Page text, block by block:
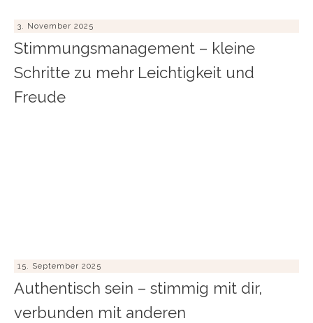
3. November 2025
Stimmungsmanagement – kleine
Schritte zu mehr Leichtigkeit und
Freude
15. September 2025
Authentisch sein – stimmig mit dir,
verbunden mit anderen